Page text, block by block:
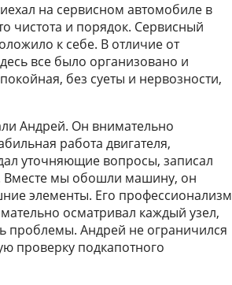
на сервисном автомобиле в
чистота и порядок. Сервисный
к себе. В отличие от
все было организовано и
без суеты и нервозности,
Андрей. Он внимательно
работа двигателя,
уточняющие вопросы, записал
Вместе мы обошли машину, он
элементы. Его профессионализм
осматривал каждый узел,
проблемы. Андрей не ограничился
проверку подкапотного